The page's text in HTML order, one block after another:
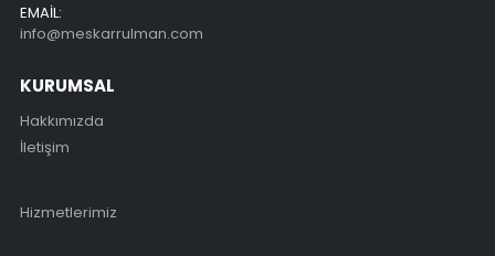
EMAIL:
info@meskarrulman.com
KURUMSAL
Hakkımızda
İletişim
Hizmetlerimiz